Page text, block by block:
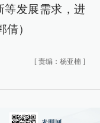
等发展需求，进
）
[ 责编：杨亚楠 ]